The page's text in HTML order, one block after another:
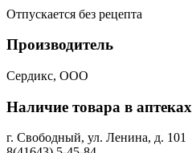
Отпускается без рецепта
Производитель
Сердикс, ООО
Наличие товара в аптеках
г. Свободный, ул. Ленина, д. 101